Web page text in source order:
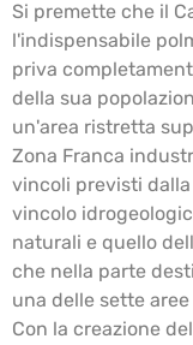
Si premette che il
l'indispensabile
priva
della sua
un'area ristretta
Zona Franca
vincoli previsti
vincolo
naturali e quello
che nella parte
una delle sette
Con la creazione